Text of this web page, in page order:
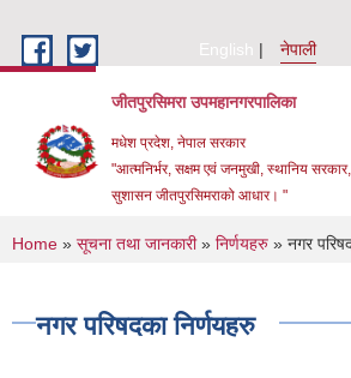
English
नेपाली
जीतपुरसिमरा उपमहानगरपालिका
मधेश प्रदेश, नेपाल सरकार
"आत्मनिर्भर, सक्षम एवं जनमुखी, स्थानिय सरकार,
सुशासन जीतपुरसिमराको आधार। "
You are here
Home » सूचना तथा जानकारी» निर्णयहरु » नगर
नगर परिषदका निर्णयहरु